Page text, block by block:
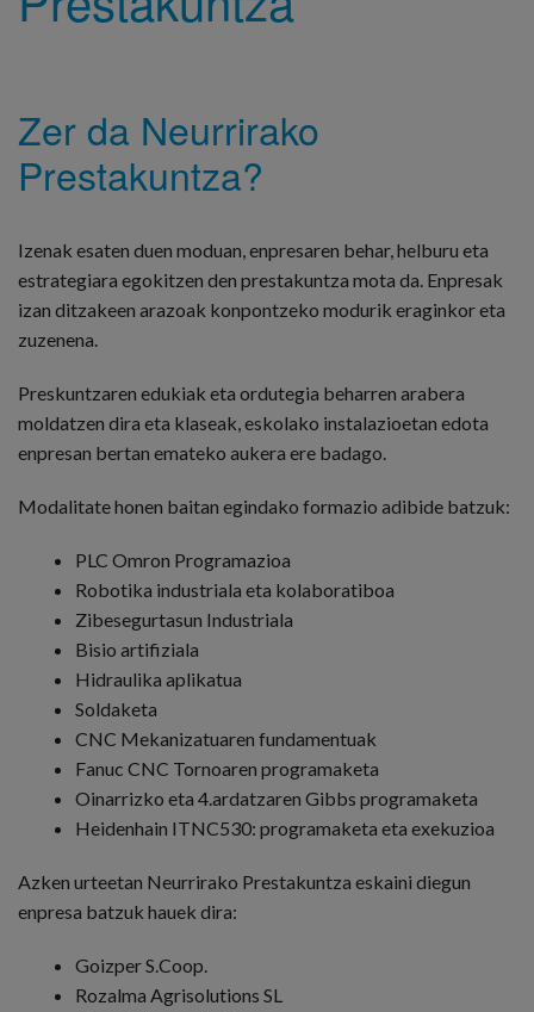
Zer da Neurrirako
Prestakuntza?
Izenak esaten duen moduan, enpresaren behar, helburu eta
estrategiara egokitzen den prestakuntza mota da. Enpresak
izan ditzakeen arazoak konpontzeko modurik eraginkor eta
zuzenena.
Preskuntzaren edukiak eta ordutegia beharren arabera
moldatzen dira eta klaseak, eskolako instalazioetan edota
enpresan bertan emateko aukera ere badago.
Modalitate honen baitan egindako formazio adibide batzuk:
PLC Omron Programazioa
Robotika industriala eta kolaboratiboa
Zibesegurtasun Industriala
Bisio artifiziala
Hidraulika aplikatua
Soldaketa
CNC Mekanizatuaren fundamentuak
Fanuc CNC Tornoaren programaketa
Oinarrizko eta 4.ardatzaren Gibbs programaketa
Heidenhain ITNC530: programaketa eta exekuzioa
Azken urteetan Neurrirako Prestakuntza eskaini diegun
enpresa batzuk hauek dira:
Goizper S.Coop.
Rozalma Agrisolutions SL